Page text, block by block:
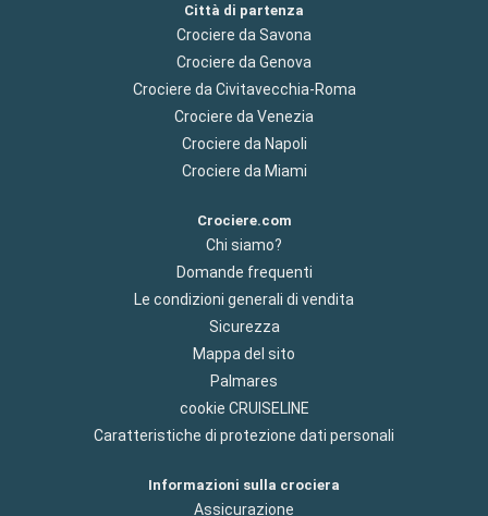
Città di partenza
Crociere da Savona
Crociere da Genova
Crociere da Civitavecchia-Roma
Crociere da Venezia
Crociere da Napoli
Crociere da Miami
Crociere.com
Chi siamo?
Domande frequenti
Le condizioni generali di vendita
Sicurezza
Mappa del sito
Palmares
cookie CRUISELINE
Caratteristiche di protezione dati personali
Informazioni sulla crociera
Assicurazione